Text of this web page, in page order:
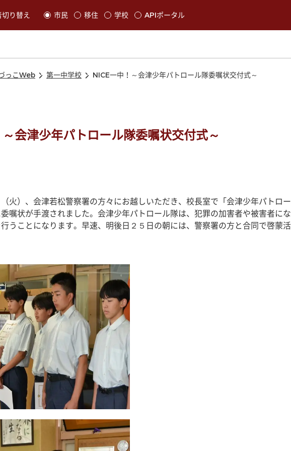
り替え
と利用者の切替が発生します
市民 移住 学校 APIポータル
っこWeb 第一中学校 NICE一中！～会津少年パトロール隊委嘱状交付式～
会津少年パトロール隊委嘱状交付式～
火）、会津若松警察署の方々にお越しいただき、校長室で「会津少年パトロ
嘱状が手渡されました。会津少年パトロール隊は、犯罪の加害者や被害者に
うことになります。早速、明後日２５日の朝には、警察署の方と合同で啓蒙活